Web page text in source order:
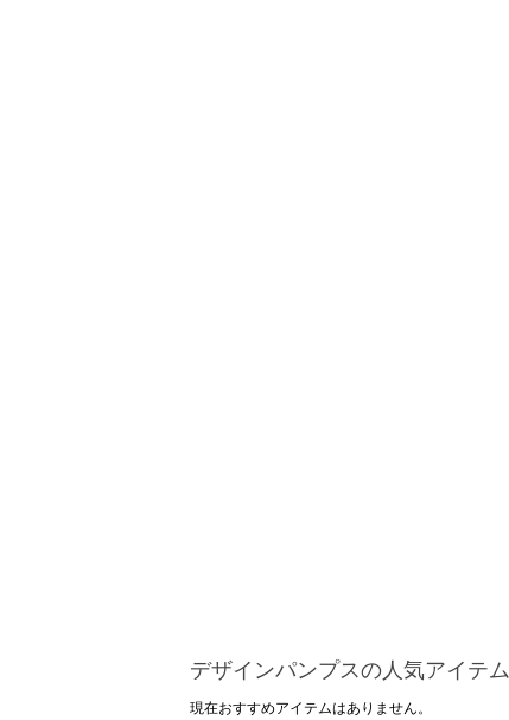
デザインパンプスの人気アイテム
現在おすすめアイテムはありません。